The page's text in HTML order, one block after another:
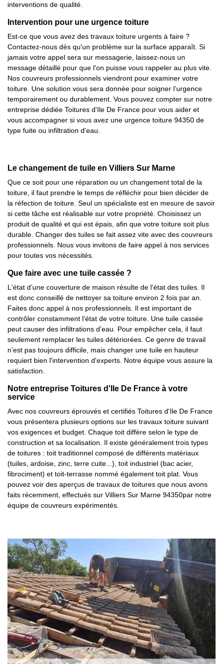
interventions de qualité.
Intervention pour une urgence toiture
Est-ce que vous avez des travaux toiture urgents à faire ?
Contactez-nous dès qu'un problème sur la surface apparaît. Si
jamais votre appel sera sur messagerie, laissez-nous un
message détaillé pour que l'on puisse vous rappeler au plus vite.
Nos couvreurs professionnels viendront pour examiner votre
toiture. Une solution vous sera donnée pour soigner l’urgence
temporairement ou durablement. Vous pouvez compter sur notre
entreprise dédiée Toitures d'Ile De France pour vous aider et
vous accompagner si vous avez une urgence toiture 94350 de
type fuite ou infiltration d'eau.
Le changement de tuile en Villiers Sur Marne
Que ce soit pour une réparation ou un changement total de la
toiture, il faut prendre le temps de réfléchir pour bien décider de
la réfection de toiture. Seul un spécialiste est en mesure de savoir
si cette tâche est réalisable sur votre propriété. Choisissez un
produit de qualité et qui est épais, afin que votre toiture soit plus
durable. Changer des tuiles se fait assez vite avec des couvreurs
professionnels. Nous vous invitons de faire appel à nos services
pour toutes vos nécessités.
Que faire avec une tuile cassée ?
L'état d’une couverture de maison résulte de l'état des tuiles. Il
est donc conseillé de nettoyer sa toiture environ 2 fois par an.
Faites donc appel à nos professionnels. Il est important de
contrôler constamment l'état de votre toiture. Une tuile cassée
peut causer des infiltrations d’eau. Pour empêcher cela, il faut
seulement remplacer les tuiles détériorées. Ce genre de travail
n’est pas toujours difficile, mais changer une tuile en hauteur
requiert bien l'intervention d'experts. Notre équipe vous assure la
satisfaction.
Notre entreprise Toitures d'Ile De France à votre
service
Avec nos couvreurs éprouvés et certifiés Toitures d'Ile De France
vous présentera plusieurs options sur les travaux toiture suivant
vos exigences et budget. Chaque toit diffère selon le type de
construction et sa localisation. Il existe généralement trois types
de toitures : toit traditionnel composé de différents matériaux
(tuiles, ardoise, zinc, terre cuite...), toit industriel (bac acier,
fibrociment) et toit-terrasse nommé également toit plat. Vous
pouvez voir des aperçus de travaux de toitures que nous avons
faits récemment, effectués sur Villiers Sur Marne 94350par notre
équipe de couvreurs expérimentés.